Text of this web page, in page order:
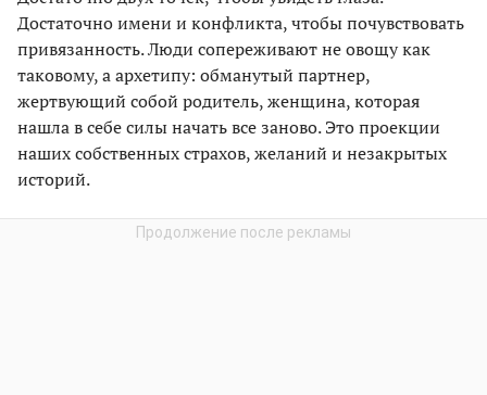
Достаточно имени и конфликта, чтобы почувствовать
привязанность. Люди сопереживают не овощу как
таковому, а архетипу: обманутый партнер,
жертвующий собой родитель, женщина, которая
нашла в себе силы начать все заново. Это проекции
наших собственных страхов, желаний и незакрытых
историй.